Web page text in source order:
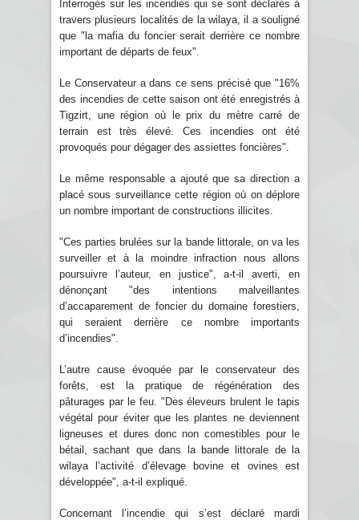
Interrogés sur les incendies qui se sont déclarés à
travers plusieurs localités de la wilaya, il a souligné
que "la mafia du foncier serait derrière ce nombre
important de départs de feux".
Le Conservateur a dans ce sens précisé que "16%
des incendies de cette saison ont été enregistrés à
Tigzirt, une région où le prix du mètre carré de
terrain est très élevé. Ces incendies ont été
provoqués pour dégager des assiettes foncières".
Le même responsable a ajouté que sa direction a
placé sous surveillance cette région où on déplore
un nombre important de constructions illicites.
"Ces parties brulées sur la bande littorale, on va les
surveiller et à la moindre infraction nous allons
poursuivre l’auteur, en justice", a-t-il averti, en
dénonçant "des intentions malveillantes
d’accaparement de foncier du domaine forestiers,
qui seraient derrière ce nombre importants
d’incendies".
L’autre cause évoquée par le conservateur des
forêts, est la pratique de régénération des
pâturages par le feu. "Des éleveurs brulent le tapis
végétal pour éviter que les plantes ne deviennent
ligneuses et dures donc non comestibles pour le
bétail, sachant que dans la bande littorale de la
wilaya l’activité d’élevage bovine et ovines est
développée", a-t-il expliqué.
Concernant l’incendie qui s’est déclaré mardi